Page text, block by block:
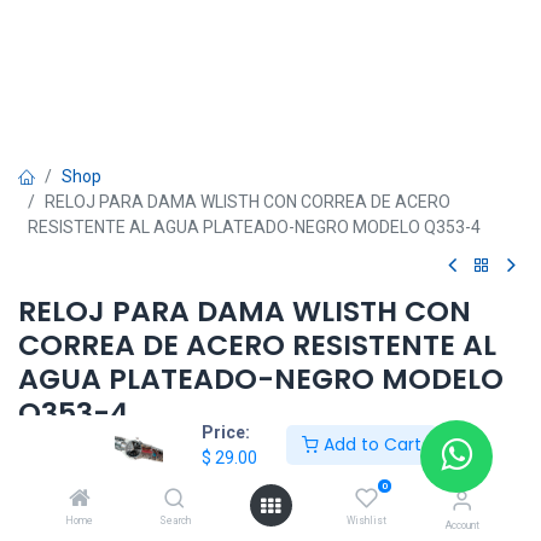
Price:
$ 29.00
Add to Cart
Home Search
0
Wishlist Account
Shop
RELOJ PARA DAMA WLISTH CON CORREA DE ACERO
RESISTENTE AL AGUA PLATEADO-NEGRO MODELO Q353-4
RELOJ PARA DAMA WLISTH CON
CORREA DE ACERO RESISTENTE AL
AGUA PLATEADO-NEGRO MODELO
Q353-4